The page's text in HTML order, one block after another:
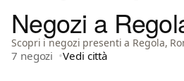
Negozi a
Scopri i negozi presenti a Regola,
7 negozi Vedi città